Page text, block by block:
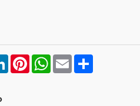
LinkedInPinterestWhatsApp
Email